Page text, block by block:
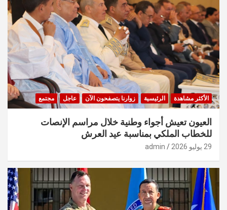
الأكثر مشاهدة الرئيسية زوارنا يتصفحون الآن عاجل مجتمع
العيون تعيش أجواء وطنية خلال مراسم الإنصات
للخطاب الملكي بمناسبة عيد العرش
29 يوليو 2026 admin